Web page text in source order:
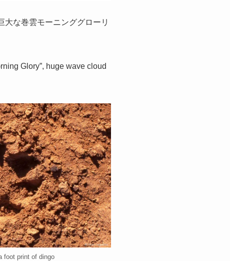
な巻雲モーニンググローリ
Glory”, huge wave cloud
foot print of dingo